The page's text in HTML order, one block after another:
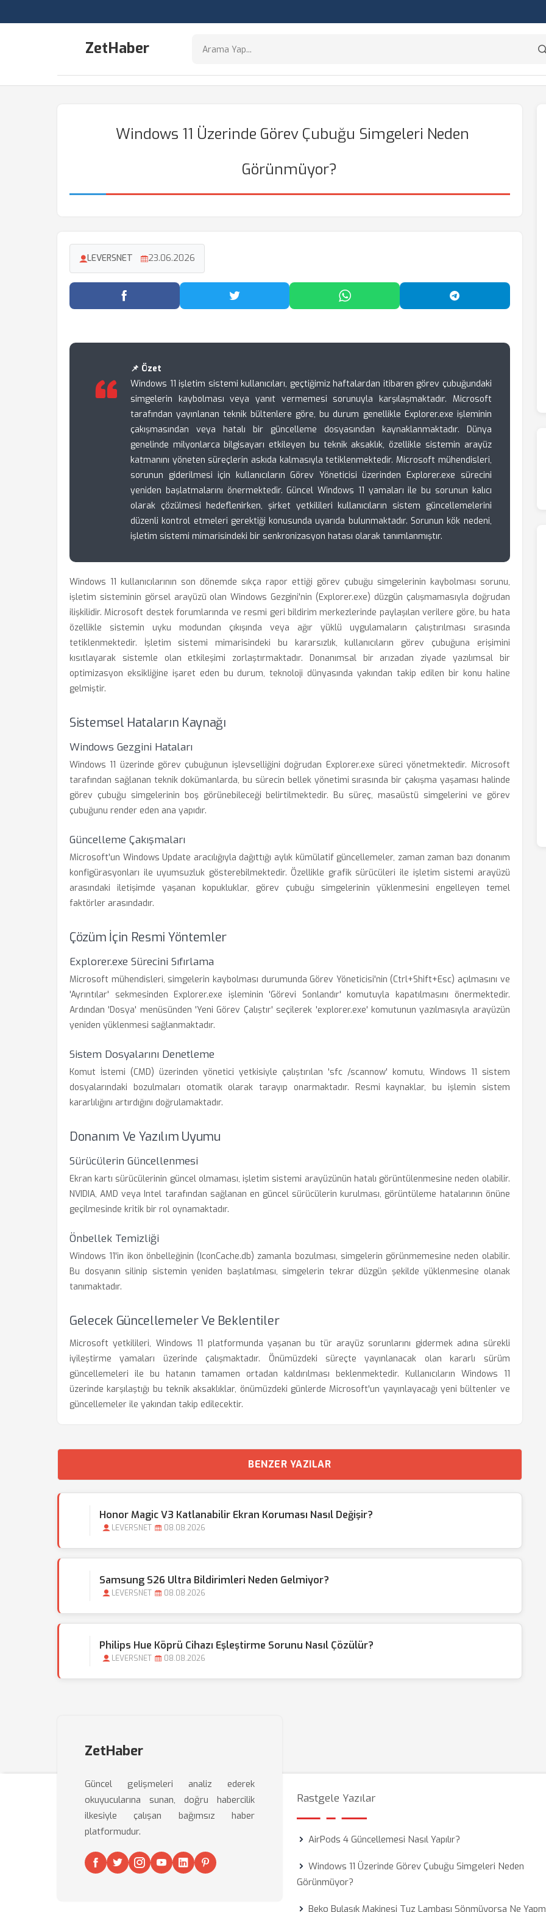
ZetHaber
Windows 11 Üzerinde Görev Çubuğu Simgeleri Neden
Görünmüyor?
LEVERSNET 23.06.2026
Facebook'ta Paylaş Twitter'da Paylaş WhatsApp'ta Paylaş Telegram'da
📌 Özet
Windows 11 işletim sistemi kullanıcıları, geçtiğimiz haftalardan itibaren görev çubuğundaki
simgelerin kaybolması veya yanıt vermemesi sorunuyla karşılaşmaktadır. Microsoft
tarafından yayınlanan teknik bültenlere göre, bu durum genellikle Explorer.exe işleminin
çakışmasından veya hatalı bir güncelleme dosyasından kaynaklanmaktadır. Dünya
genelinde milyonlarca bilgisayarı etkileyen bu teknik aksaklık, özellikle sistemin arayüz
katmanını yöneten süreçlerin askıda kalmasıyla tetiklenmektedir. Microsoft mühendisleri,
sorunun giderilmesi için kullanıcıların Görev Yöneticisi üzerinden Explorer.exe sürecini
yeniden başlatmalarını önermektedir. Güncel Windows 11 yamaları ile bu sorunun kalıcı
olarak çözülmesi hedeflenirken, şirket yetkilileri kullanıcıların sistem güncellemelerini
düzenli kontrol etmeleri gerektiği konusunda uyarıda bulunmaktadır. Sorunun kök nedeni,
işletim sistemi mimarisindeki bir senkronizasyon hatası olarak tanımlanmıştır.
Windows 11 kullanıcılarının son dönemde sıkça rapor ettiği görev çubuğu simgelerinin kaybolması sorunu,
işletim sisteminin görsel arayüzü olan Windows Gezgini'nin (Explorer.exe) düzgün çalışmamasıyla doğrudan
ilişkilidir. Microsoft destek forumlarında ve resmi geri bildirim merkezlerinde paylaşılan verilere göre, bu hata
özellikle sistemin uyku modundan çıkışında veya ağır yüklü uygulamaların çalıştırılması sırasında
tetiklenmektedir. İşletim sistemi mimarisindeki bu kararsızlık, kullanıcıların görev çubuğuna erişimini
kısıtlayarak sistemle olan etkileşimi zorlaştırmaktadır. Donanımsal bir arızadan ziyade yazılımsal bir
optimizasyon eksikliğine işaret eden bu durum, teknoloji dünyasında yakından takip edilen bir konu haline
gelmiştir.
Sistemsel Hataların Kaynağı
Windows Gezgini Hataları
Windows 11 üzerinde görev çubuğunun işlevselliğini doğrudan Explorer.exe süreci yönetmektedir. Microsoft
tarafından sağlanan teknik dokümanlarda, bu sürecin bellek yönetimi sırasında bir çakışma yaşaması halinde
görev çubuğu simgelerinin boş görünebileceği belirtilmektedir. Bu süreç, masaüstü simgelerini ve görev
çubuğunu render eden ana yapıdır.
Güncelleme Çakışmaları
Microsoft'un Windows Update aracılığıyla dağıttığı aylık kümülatif güncellemeler, zaman zaman bazı donanım
konfigürasyonları ile uyumsuzluk gösterebilmektedir. Özellikle grafik sürücüleri ile işletim sistemi arayüzü
arasındaki iletişimde yaşanan kopukluklar, görev çubuğu simgelerinin yüklenmesini engelleyen temel
faktörler arasındadır.
Çözüm İçin Resmi Yöntemler
Explorer.exe Sürecini Sıfırlama
Microsoft mühendisleri, simgelerin kaybolması durumunda Görev Yöneticisi'nin (Ctrl+Shift+Esc) açılmasını ve
'Ayrıntılar' sekmesinden Explorer.exe işleminin 'Görevi Sonlandır' komutuyla kapatılmasını önermektedir.
Ardından 'Dosya' menüsünden 'Yeni Görev Çalıştır' seçilerek 'explorer.exe' komutunun yazılmasıyla arayüzün
yeniden yüklenmesi sağlanmaktadır.
Sistem Dosyalarını Denetleme
Komut İstemi (CMD) üzerinden yönetici yetkisiyle çalıştırılan 'sfc /scannow' komutu, Windows 11 sistem
dosyalarındaki bozulmaları otomatik olarak tarayıp onarmaktadır. Resmi kaynaklar, bu işlemin sistem
kararlılığını artırdığını doğrulamaktadır.
Donanım Ve Yazılım Uyumu
Sürücülerin Güncellenmesi
Ekran kartı sürücülerinin güncel olmaması, işletim sistemi arayüzünün hatalı görüntülenmesine neden olabilir.
NVIDIA, AMD veya Intel tarafından sağlanan en güncel sürücülerin kurulması, görüntüleme hatalarının önüne
geçilmesinde kritik bir rol oynamaktadır.
Önbellek Temizliği
Windows 11'in ikon önbelleğinin (IconCache.db) zamanla bozulması, simgelerin görünmemesine neden olabilir.
Bu dosyanın silinip sistemin yeniden başlatılması, simgelerin tekrar düzgün şekilde yüklenmesine olanak
tanımaktadır.
Gelecek Güncellemeler Ve Beklentiler
Microsoft yetkilileri, Windows 11 platformunda yaşanan bu tür arayüz sorunlarını gidermek adına sürekli
iyileştirme yamaları üzerinde çalışmaktadır. Önümüzdeki süreçte yayınlanacak olan kararlı sürüm
güncellemeleri ile bu hatanın tamamen ortadan kaldırılması beklenmektedir. Kullanıcıların Windows 11
üzerinde karşılaştığı bu teknik aksaklıklar, önümüzdeki günlerde Microsoft'un yayınlayacağı yeni bültenler ve
güncellemeler ile yakından takip edilecektir.
BENZER YAZILAR
Honor Magic V3 Katlanabilir Ekran Koruması Nasıl Değişir?
LEVERSNET 08.08.2026
Samsung S26 Ultra Bildirimleri Neden Gelmiyor?
LEVERSNET 08.08.2026
Philips Hue Köprü Cihazı Eşleştirme Sorunu Nasıl Çözülür?
LEVERSNET 08.08.2026
ZetHaber
Güncel gelişmeleri analiz ederek
okuyucularına sunan, doğru habercilik
ilkesiyle çalışan bağımsız haber
platformudur.
Rastgele Yazılar
AirPods 4 Güncellemesi Nasıl Yapılır?
Windows 11 Üzerinde Görev Çubuğu Simgeleri Neden
Görünmüyor?
Beko Bulaşık Makinesi Tuz Lambası Sönmüyorsa Ne